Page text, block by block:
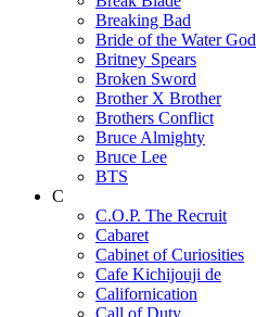
Breaking Bad
Bride of the Water God
Britney Spears
Broken Sword
Brother X Brother
Brothers Conflict
Bruce Almighty
Bruce Lee
BTS
C
C.O.P. The Recruit
Cabaret
Cabinet of Curiosities
Cafe Kichijouji de
Californication
Call of Duty